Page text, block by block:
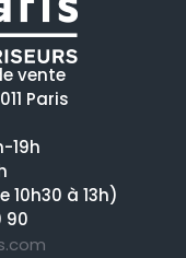
vente
Paris
19h
10h30 à 13h)
90